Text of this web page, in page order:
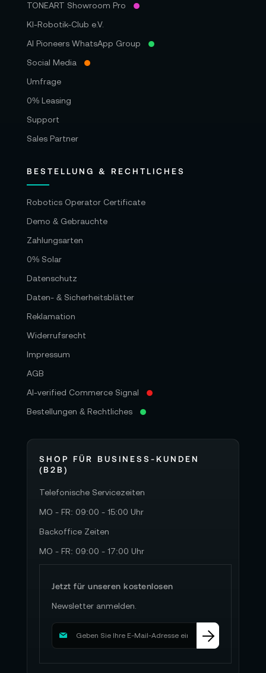
TONEART Showroom Pro
KI-Robotik-Club e.V.
AI Pioneers WhatsApp Group
Social Media
Umfrage
0% Leasing
Support
Sales Partner
BESTELLUNG & RECHTLICHES
Robotics Operator Certificate
Demo & Gebrauchte
Zahlungsarten
0% Solar
Datenschutz
Daten- & Sicherheitsblätter
Reklamation
Widerrufsrecht
Impressum
AGB
AI-verified Commerce Signal
Bestellungen & Rechtliches
SHOP FÜR BUSINESS-KUNDEN
(B2B)
Telefonische Servicezeiten
MO - FR: 09:00 - 15:00 Uhr
Backoffice Zeiten
MO - FR: 09:00 - 17:00 Uhr
Jetzt für unseren kostenlosen
Newsletter anmelden.
M
d